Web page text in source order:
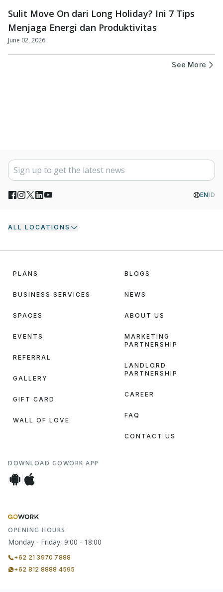
Sulit Move On dari Long Holiday? Ini 7 Tips
Menjaga Energi dan Produktivitas
June 02, 2026
See More
EN ID
ALL LOCATIONS
PLANS
BUSINESS SERVICES
SPACES
EVENTS
REFERRAL
GALLERY
GIFT CARD
WALL OF LOVE
BLOGS
NEWS
ABOUT US
MARKETING
PARTNERSHIP
LANDLORD
PARTNERSHIP
CAREER
FAQ
CONTACT US
DOWNLOAD GOWORK APP
OPENING HOURS
Monday - Friday, 9:00 - 18:00
+62 21 3970 7888
+62 812 8888 4595